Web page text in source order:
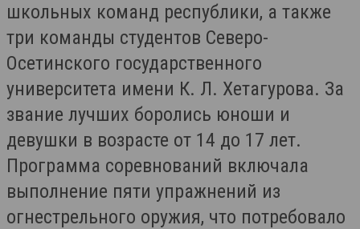
школьных команд республики, а также
три команды студентов Северо-
Осетинского государственного
университета имени К. Л. Хетагурова. За
звание лучших боролись юноши и
девушки в возрасте от 14 до 17 лет.
Программа соревнований включала
выполнение пяти упражнений из
огнестрельного оружия, что потребовало